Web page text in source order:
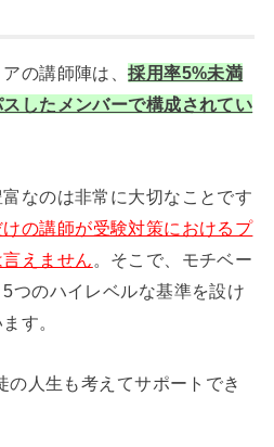
の講師陣は、採用率5%未満
したメンバーで構成されてい
なのは非常に大切なことです
の講師が受験対策におけるプ
えません
。そこで、モチベー
つのハイレベルな基準を設け
す。
の人生も考えてサポートでき